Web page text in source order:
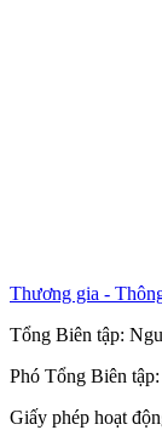
Thương gia -
Tổng Biên tập:
Phó Tổng Biên tập:
Giấy phép hoạt